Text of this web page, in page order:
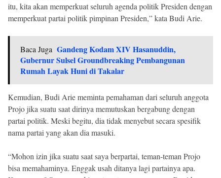
itu, kita akan memperkuat seluruh agenda politik Presiden dengan
memperkuat partai politik pimpinan Presiden,” kata Budi Arie.
Baca Juga Gandeng Kodam XIV Hasanuddin,
Gubernur Sulsel Groundbreaking Pembangunan
Rumah Layak Huni di Takalar
Kemudian, Budi Arie meminta pemahaman dari seluruh anggota
Projo jika suatu saat dirinya memutuskan bergabung dengan
partai politik. Meski begitu, dia tidak menyebut secara spesifik
nama partai yang akan dia masuki.
“Mohon izin jika suatu saat saya berpartai, teman-teman Projo
bisa memahaminya. Enggak usah ditanya lagi partainya apa.